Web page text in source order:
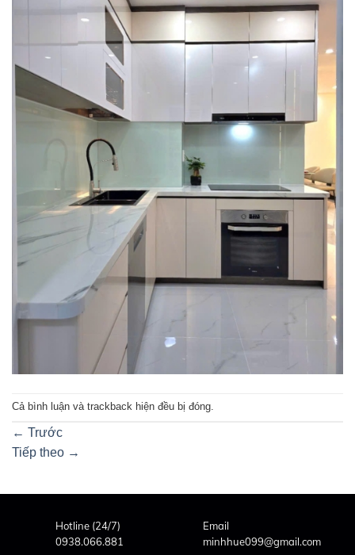
Cả bình luận và trackback hiện đều bị đóng.
← Trước
Tiếp theo →
Hotline (24/7)
0938.066.881
Email
minhhue099@gmail.com